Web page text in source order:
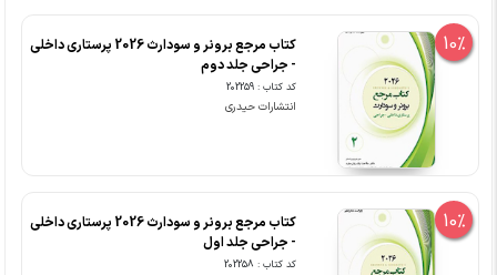
10%
کتاب مرجع برونر و سودارث 2026 پرستاری داخلی
- جراحی جلد دوم
کد کتاب : 202259
انتشارات حیدری
10%
کتاب مرجع برونر و سودارث 2026 پرستاری داخلی
- جراحی جلد اول
کد کتاب : 202258